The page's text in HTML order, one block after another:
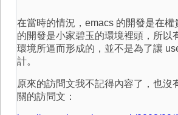
在當時的情況，emacs 的開發是在權
的開發是小家碧玉的環境裡頭，所以
環境所逼而形成的，並不是為了讓
計。
原來的訪問文我不記得內容了，也沒
關的訪問文：